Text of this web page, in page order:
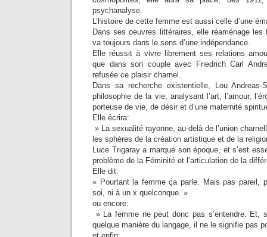
psychanalyse.
L’histoire de cette femme est aussi celle d’une
Dans ses oeuvres littéraires, elle réaménage
va toujours dans le sens d’une indépendance.
Elle réussit à vivre librement ses relations
que dans son couple avec Friedrich Carl
refusée ce plaisir charnel.
Dans sa recherche existentielle, Lou
philosophie de la vie, analysant l’art, l’amour,
porteuse de vie, de désir et d’une maternité
Elle écrira:
» La sexualité rayonne, au-delà de l’union
les sphères de la création artistique et de la
Luce Trigaray a marqué son époque, et s’est
problème de la Féminité et l’articulation de la
Elle dit:
« Pourtant la femme ça parle. Mais pas pareil,
soi, ni à un x quelconque. »
ou encore:
» La femme ne peut donc pas s’entendre. Et,
quelque manière du langage, il ne le signifie pas